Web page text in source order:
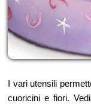
I vari utensili
cuoricini e fiori.